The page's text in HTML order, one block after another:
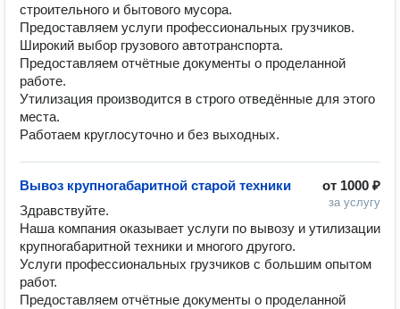
строительного и бытового мусора.
Предоставляем услуги профессиональных грузчиков.
Широкий выбор грузового автотранспорта.
Предоставляем отчётные документы о проделанной
работе.
Утилизация производится в строго отведённые для этого
места.
Работаем круглосуточно и без выходных.
от 1000 ₽
за услугу
Вывоз крупногабаритной старой техники
Здравствуйте.
Наша компания оказывает услуги по вывозу и утилизации
крупногабаритной техники и многого другого.
Услуги профессиональных грузчиков с большим опытом
работ.
Предоставляем отчётные документы о проделанной